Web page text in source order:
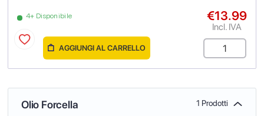
4+ Disponibile €13.99
Incl. IVA
AGGIUNGI AL CARRELLO
Olio Forcella 1 Prodotti